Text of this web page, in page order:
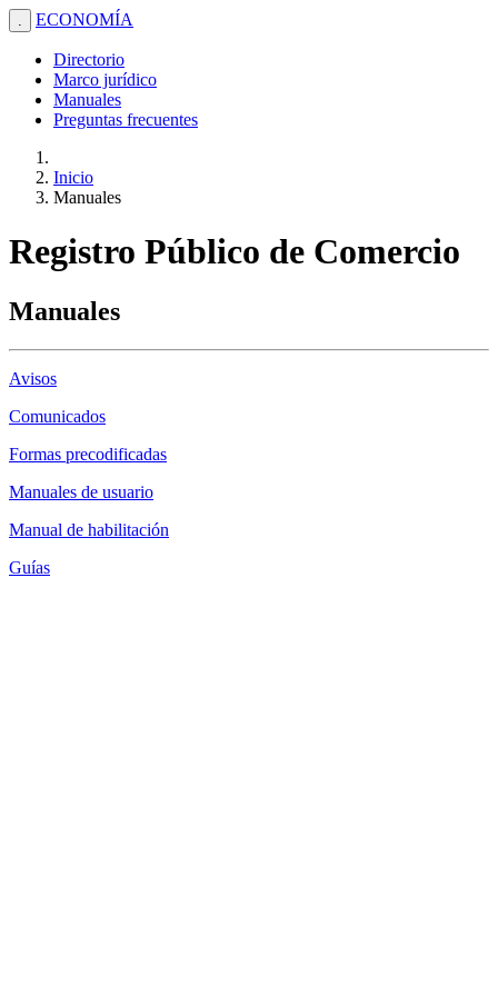
. ECONOMÍA
Directorio
Marco jurídico
Manuales
Preguntas frecuentes
Inicio
Manuales
Registro Público de Comercio
Manuales
Avisos
Comunicados
Formas precodificadas
Manuales de usuario
Manual de habilitación
Guías